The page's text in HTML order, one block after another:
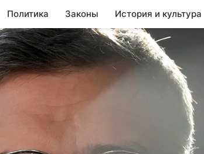
Политика Законы История и культура